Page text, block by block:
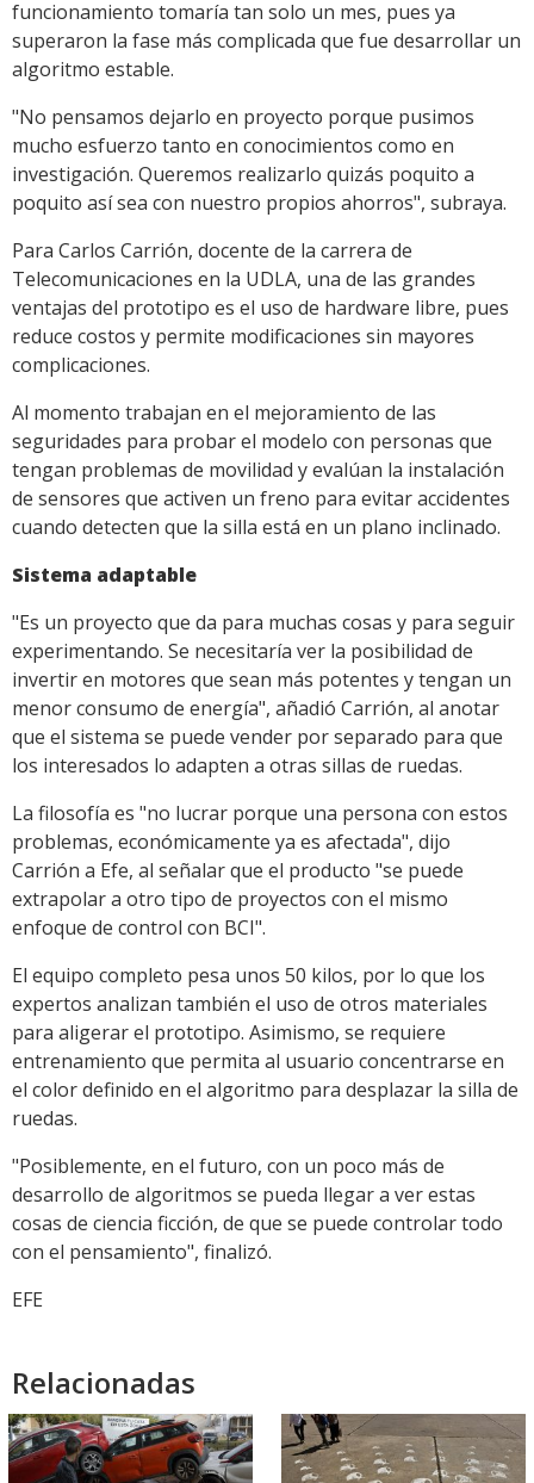
funcionamiento tomaría tan solo un mes, pues ya
superaron la fase más complicada que fue desarrollar un
algoritmo estable.
"No pensamos dejarlo en proyecto porque pusimos
mucho esfuerzo tanto en conocimientos como en
investigación. Queremos realizarlo quizás poquito a
poquito así sea con nuestro propios ahorros", subraya.
Para Carlos Carrión, docente de la carrera de
Telecomunicaciones en la UDLA, una de las grandes
ventajas del prototipo es el uso de hardware libre, pues
reduce costos y permite modificaciones sin mayores
complicaciones.
Al momento trabajan en el mejoramiento de las
seguridades para probar el modelo con personas que
tengan problemas de movilidad y evalúan la instalación
de sensores que activen un freno para evitar accidentes
cuando detecten que la silla está en un plano inclinado.
Sistema adaptable
"Es un proyecto que da para muchas cosas y para seguir
experimentando. Se necesitaría ver la posibilidad de
invertir en motores que sean más potentes y tengan un
menor consumo de energía", añadió Carrión, al anotar
que el sistema se puede vender por separado para que
los interesados lo adapten a otras sillas de ruedas.
La filosofía es "no lucrar porque una persona con estos
problemas, económicamente ya es afectada", dijo
Carrión a Efe, al señalar que el producto "se puede
extrapolar a otro tipo de proyectos con el mismo
enfoque de control con BCI".
El equipo completo pesa unos 50 kilos, por lo que los
expertos analizan también el uso de otros materiales
para aligerar el prototipo. Asimismo, se requiere
entrenamiento que permita al usuario concentrarse en
el color definido en el algoritmo para desplazar la silla de
ruedas.
"Posiblemente, en el futuro, con un poco más de
desarrollo de algoritmos se pueda llegar a ver estas
cosas de ciencia ficción, de que se puede controlar todo
con el pensamiento", finalizó.
EFE
Relacionadas